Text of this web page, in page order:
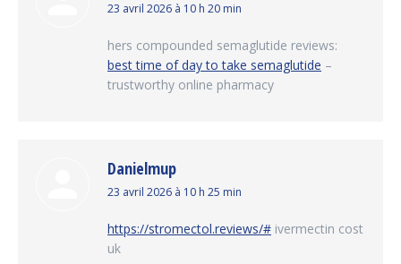
dit
23 avril 2026 à 10 h 20 min
hers compounded semaglutide reviews:
best time of day to take semaglutide –
trustworthy online pharmacy
Danielmup
dit
23 avril 2026 à 10 h 25 min
https://stromectol.reviews/# ivermectin cost
uk